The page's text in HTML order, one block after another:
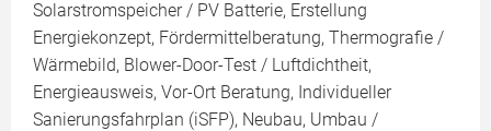
Solarstromspeicher / PV Batterie, Erstellung
Energiekonzept, Fördermittelberatung, Thermografie /
Wärmebild, Blower-Door-Test / Luftdichtheit,
Energieausweis, Vor-Ort Beratung, Individueller
Sanierungsfahrplan (iSFP), Neubau, Umbau /